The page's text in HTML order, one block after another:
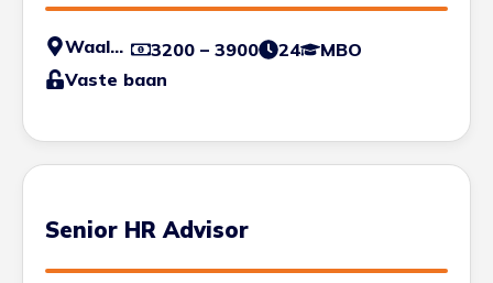
Waalwijk 3200 – 3900 24
MBO
Vaste baan
Senior HR Advisor